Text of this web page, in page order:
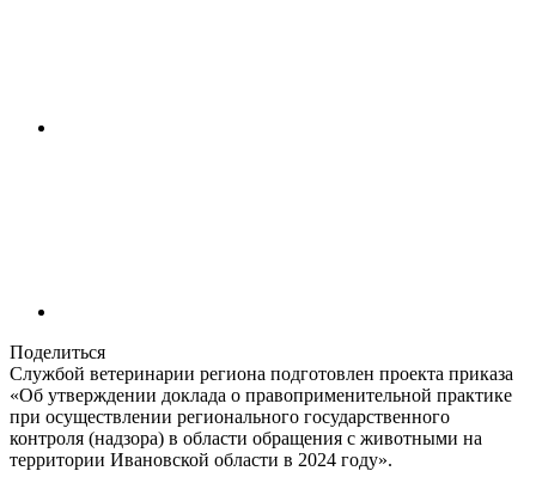
Поделиться
Службой ветеринарии региона подготовлен проекта приказа
«Об утверждении доклада о правоприменительной практике
при осуществлении регионального государственного
контроля (надзора) в области обращения с животными на
территории Ивановской области в 2024 году».